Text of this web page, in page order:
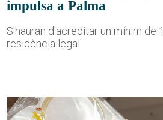
impulsa a Palma
S'hauran d'acreditar un mínim de
residència legal